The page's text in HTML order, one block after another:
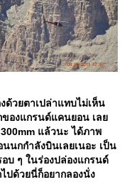
ด้วยตาเปล่าแทบไม่เห็น
ของแกรนด์แคนยอน เล
แล้วนะ ได้ภาพ
นกกำลังบินเลยเนอะ เป็น
อบ ๆ ในร่องปล่องแกรนด์
ปด้วยนี่ก็อยากลองนั่ง